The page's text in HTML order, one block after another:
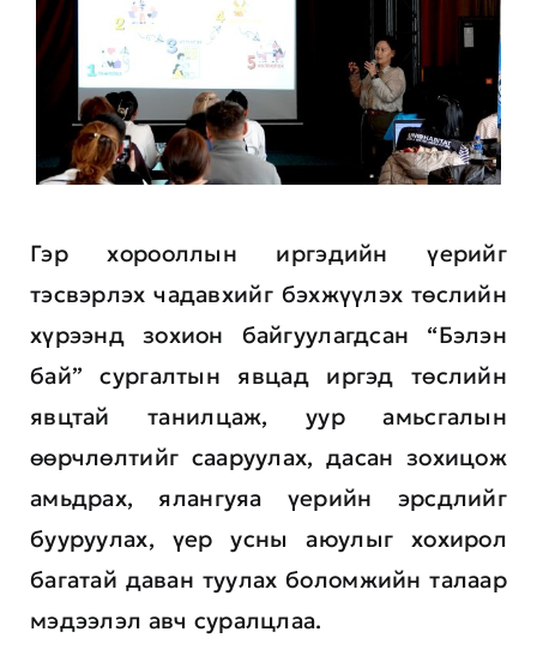
Гэр хорооллын иргэдийн үерийг
тэсвэрлэх чадавхийг бэхжүүлэх төслийн
хүрээнд зохион байгуулагдсан “Бэлэн
бай” сургалтын явцад иргэд төслийн
явцтай танилцаж, уур амьсгалын
өөрчлөлтийг сааруулах, дасан зохицож
амьдрах, ялангуяа үерийн эрсдлийг
бууруулах, үер усны аюулыг хохирол
багатай даван туулах боломжийн талаар
мэдээлэл авч суралцлаа.